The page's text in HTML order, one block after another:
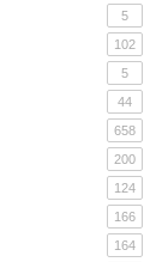
5
102
5
44
658
200
124
166
164